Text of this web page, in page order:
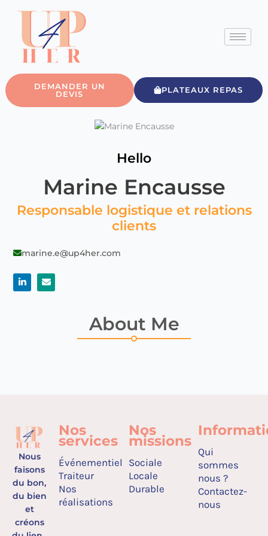
DEMANDER UN
DEVIS
PLATEAUX REPAS
Hello
Marine Encausse
Responsable logistique et relations
clients
marine.e@up4her.com
About Me
Nous
faisons
du bon,
du bien
et
créons
Nos
services
Événementiel
Traiteur
Nos
réalisations
Nos
missions
Sociale
Locale
Durable
Qui
sommes
nous ?
Contactez-
nous